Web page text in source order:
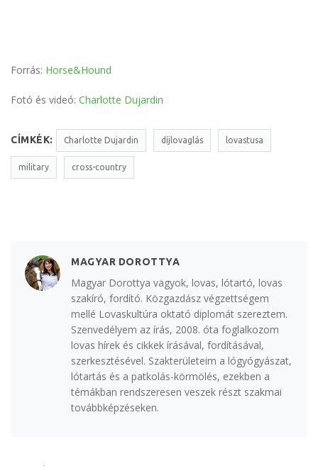
Forrás: Horse&Hound
Fotó és videó: Charlotte Dujardin
CÍMKÉK: Charlotte Dujardin díjlovaglás lovastusa
military cross-country
MAGYAR DOROTTYA
Magyar Dorottya vagyok, lovas, lótartó, lovas
szakíró, fordító. Közgazdász végzettségem
mellé Lovaskultúra oktató diplomát szereztem.
Szenvedélyem az írás, 2008. óta foglalkozom
lovas hírek és cikkek írásával, fordításával,
szerkesztésével. Szakterületeim a lógyógyászat,
lótartás és a patkolás-körmölés, ezekben a
témákban rendszeresen veszek részt szakmai
továbbképzéseken.